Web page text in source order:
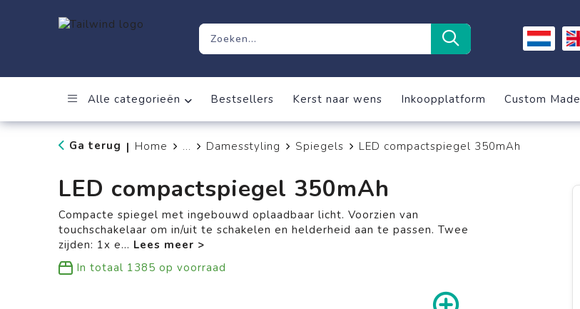
Alle categorieën Bestsellers Kerst naar wens Inkoopplatform Custom Made
Ga terug | Home ... Damesstyling Spiegels LED compactspiegel 350mAh
LED compactspiegel 350mAh
Compacte spiegel met ingebouwd oplaadbaar licht. Voorzien van
touchschakelaar om in/uit te schakelen en helderheid aan te passen. Twee
zijden: 1x e...
In totaal 1385 op voorraad